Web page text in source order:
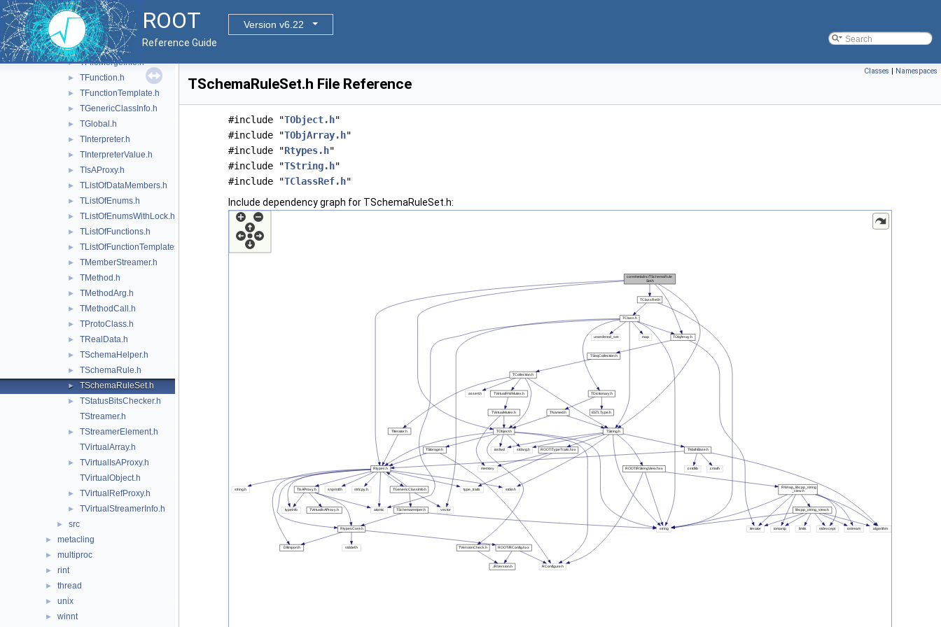
ROOT
Version v6.22
Reference Guide
► TDictionary.h
► TEnum.h
► TEnumConstant.h
► TFileMergeInfo.h
► TFunction.h
► TFunctionTemplate.h
► TGenericClassInfo.h
► TGlobal.h
► TInterpreter.h
► TInterpreterValue.h
► TIsAProxy.h
► TListOfDataMembers.h
► TListOfEnums.h
► TListOfEnumsWithLock.h
► TListOfFunctions.h
► TListOfFunctionTemplates.h
► TMemberStreamer.h
► TMethod.h
► TMethodArg.h
► TMethodCall.h
► TProtoClass.h
► TRealData.h
► TSchemaHelper.h
► TSchemaRule.h
► TSchemaRuleSet.h
►
TStatusBitsChecker.h
TStreamer.h
►
TStreamerElement.h
TVirtualArray.h
►
TVirtualIsAProxy.h
TVirtualObject.h
► TVirtualRefProxy.h
► TVirtualStreamerInfo.h
► src
► metacling
► multiproc
► rint
► thread
► unix
► winnt
Classes | Namespaces
TSchemaRuleSet.h File Reference
#include "TObject.h"
#include "TObjArray.h"
#include "Rtypes.h"
#include "TString.h"
#include "TClassRef.h"
Include dependency graph for TSchemaRuleSet.h: